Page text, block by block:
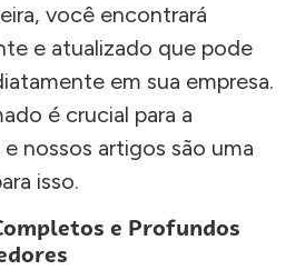
você encontrará
e atualizado que pode
em sua empresa.
é crucial para a
nossos artigos são uma
isso.
e Profundos